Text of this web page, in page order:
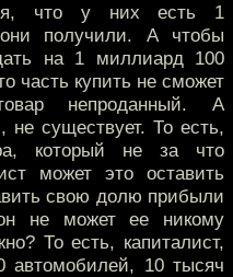
что у них есть 1
получили. А чтобы
на 1 миллиард 100
часть купить не сможет
непроданный. А
не существует. То есть,
который не за что
может это оставить
свою долю прибыли
не может ее никому
То есть, капиталист,
автомобилей, 10 тысяч